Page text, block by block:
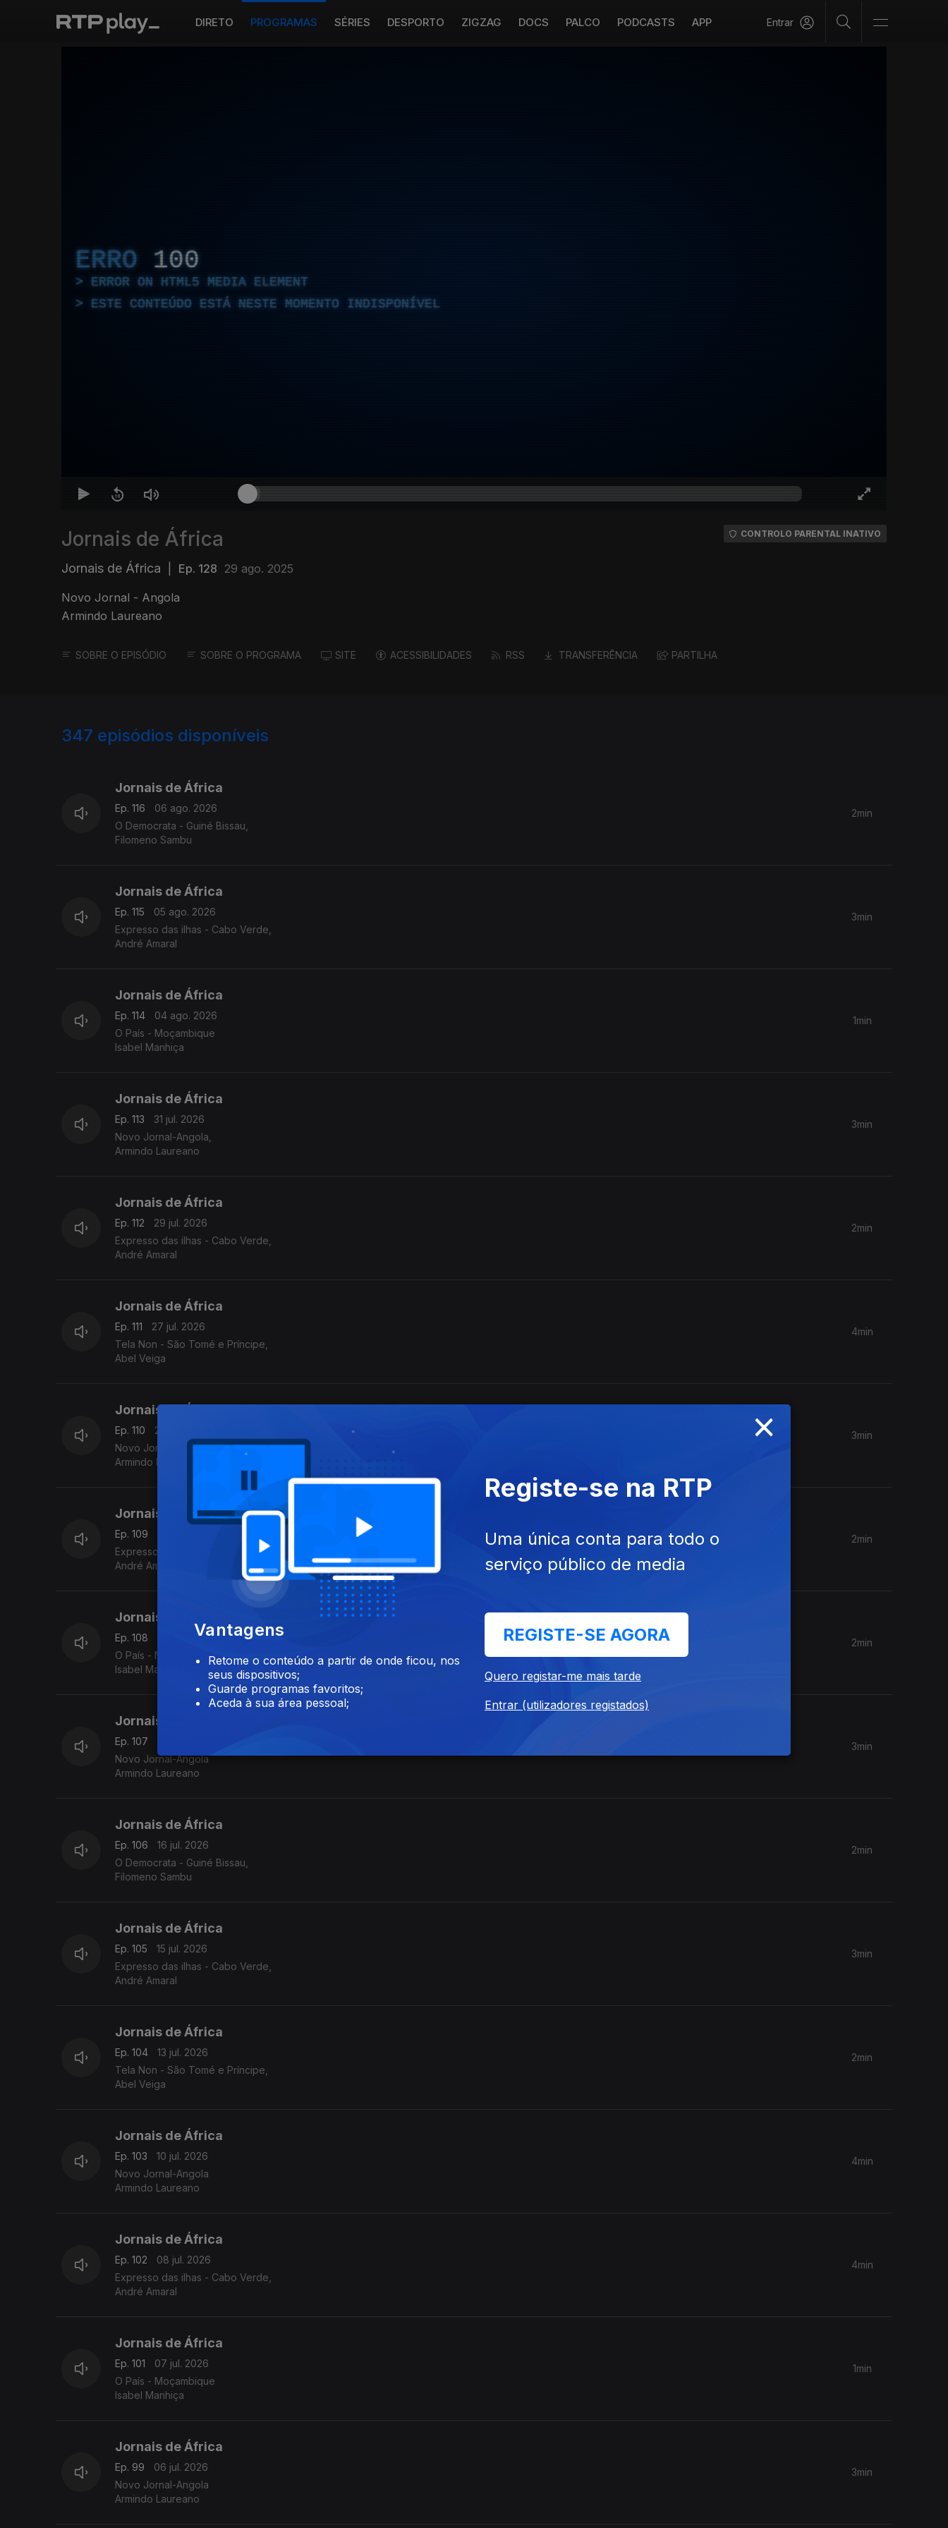
DIRETO PROGRAMAS SÉRIES DESPORTO ZIGZAG DOCS PALCO PODCASTS APP Entrar
ERRO 100
ERROR ON HTML5 MEDIA ELEMENT
ESTE CONTEÚDO ESTÁ NESTE MOMENTO INDISPONÍVEL
Jornais de África
Jornais de África Ep. 128 29 ago. 2025
Novo Jornal - Angola
Armindo Laureano
CONTROLO PARENTAL INATIVO
SOBRE O EPISÓDIO SOBRE O PROGRAMA SITE ACESSIBILIDADES RSS TRANSFERÊNCIA PARTILHA
347 episódios disponíveis
Jornais de África
Ep. 116
06 ago. 2026
O Democrata - Guiné Bissau,
Filomeno Sambu
2min
Jornais de África
Ep. 115
05 ago. 2026
Expresso das ilhas - Cabo Verde,
André Amaral
3min
Jornais de África
Ep. 114
04 ago. 2026
O País - Moçambique
Isabel Manhiça
1min
Jornais de África
Ep. 113
31 jul. 2026
Novo Jornal-Angola,
Armindo Laureano
3min
Jornais de África
Ep. 112
29 jul. 2026
Expresso das ilhas - Cabo Verde,
André Amaral
2min
Jornais de África
Ep. 111
27 jul. 2026
Tela Non - São Tomé e Príncipe,
Abel Veiga
4min
Jornais de África
Ep. 110
24 jul. 2026
Novo Jornal-Angola
Armindo Laureano
3min
Jornais de África
Ep. 109
Expresso das ilhas - Cabo Verde,
André Amaral
2min
Jornais de África
Ep. 108
21 jul. 2026
O País - Moçambique
Isabel Manhiça
2min
Jornais de África
Ep. 107
Novo Jornal-Angola
Armindo Laureano
3min
Jornais de África
Ep. 106
16 jul. 2026
O Democrata - Guiné Bissau,
Filomeno Sambu
2min
Jornais de África
Ep. 105
15 jul. 2026
Expresso das ilhas - Cabo Verde,
André Amaral
3min
Jornais de África
Ep. 104
13 jul. 2026
Tela Non - São Tomé e Príncipe,
Abel Veiga
2min
Jornais de África
Ep. 103
10 jul. 2026
Novo Jornal-Angola
Armindo Laureano
4min
Jornais de África
Ep. 102
08 jul. 2026
Expresso das ilhas - Cabo Verde,
André Amaral
4min
Jornais de África
Ep. 101
07 jul. 2026
O País - Moçambique
Isabel Manhiça
1min
Jornais de África
Ep. 99
06 jul. 2026
Novo Jornal-Angola
Armindo Laureano
3min
×
Vantagens
Retome o conteúdo a partir de onde ficou, nos
seus dispositivos;
Guarde programas favoritos;
Aceda à sua área pessoal;
Registe-se na RTP
Uma única conta para todo o
serviço público de media
REGISTE-SE AGORA
Quero registar-me mais tarde
Entrar (utilizadores registados)